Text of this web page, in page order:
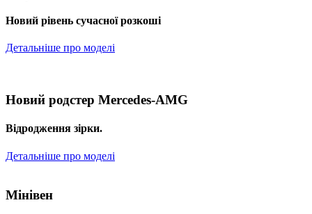
Новий рівень сучасної розкоші
Детальніше про моделі
Новий родстер Mercedes-AMG
Відродження зірки.
Детальніше про моделі
Мінівен